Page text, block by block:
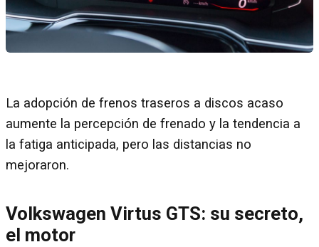
La adopción de frenos traseros a discos acaso
aumente la percepción de frenado y la tendencia a
la fatiga anticipada, pero las distancias no
mejoraron.
Volkswagen Virtus GTS: su secreto,
el motor